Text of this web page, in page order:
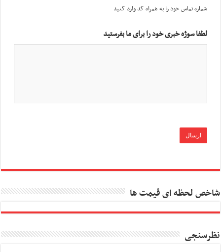
شماره تماس خود را به همراه کد وارد کنید
لطفا سوژه خبری خود را برای ما بفرستید
شاخص لحظه ای قیمت ها
نظرسنجی